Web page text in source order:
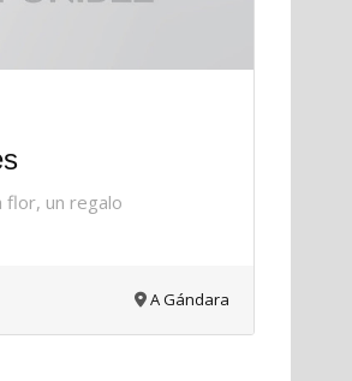
flor, un regalo
A Gándara